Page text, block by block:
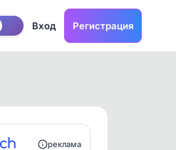
Вход Регистрация
реклама